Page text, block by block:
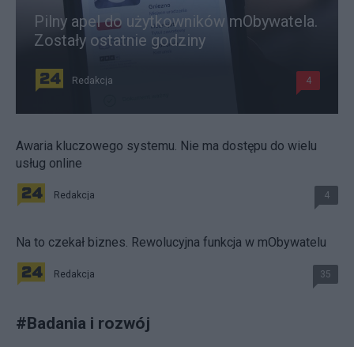
Pilny apel do użytkowników mObywatela.
Zostały ostatnie godziny
Redakcja 4
Awaria kluczowego systemu. Nie ma dostępu do wielu
usług online
Redakcja 4
Na to czekał biznes. Rewolucyjna funkcja w mObywatelu
Redakcja 35
#Badania i rozwój